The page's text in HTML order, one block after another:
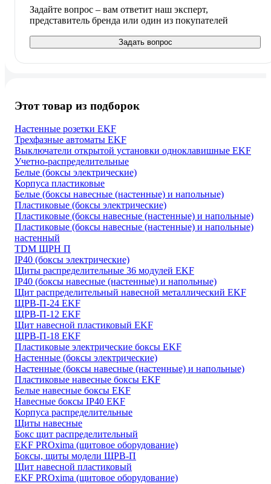
Задайте вопрос – вам ответит наш эксперт,
представитель бренда или один из покупателей
Задать вопрос
Этот товар из подборок
Настенные розетки EKF
Трехфазные автоматы EKF
Выключатели открытой установки одноклавишные EKF
Учетно-распределительные
Белые (боксы электрические)
Корпуса пластиковые
Белые (боксы навесные (настенные) и напольные)
Пластиковые (боксы электрические)
Пластиковые (боксы навесные (настенные) и напольные)
Пластиковые (боксы навесные (настенные) и напольные)
настенный
TDM ЩРН П
IP40 (боксы электрические)
Щиты распределительные 36 модулей EKF
IP40 (боксы навесные (настенные) и напольные)
Щит распределительный навесной металлический EKF
ЩРВ-П-24 EKF
ЩРВ-П-12 EKF
Щит навесной пластиковый EKF
ЩРВ-П-18 EKF
Пластиковые электрические боксы EKF
Настенные (боксы электрические)
Настенные (боксы навесные (настенные) и напольные)
Пластиковые навесные боксы EKF
Белые навесные боксы EKF
Навесные боксы IP40 EKF
Корпуса распределительные
Щиты навесные
Бокс щит распределительный
EKF PROxima (щитовое оборудование)
Боксы, щиты модели ЩРВ-П
Щит навесной пластиковый
EKF PROxima (щитовое оборудование)